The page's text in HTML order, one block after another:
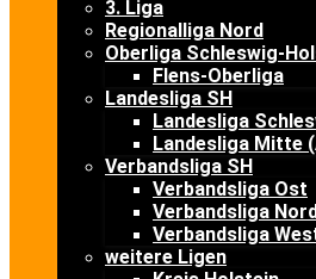
3. Liga
Regionalliga Nord
Oberliga Schleswig-
Flens-Oberliga
Landesliga SH
Landesliga
Landesliga Mitte
Verbandsliga SH
Verbandsliga Ost
Verbandsliga
Verbandsliga
weitere Ligen